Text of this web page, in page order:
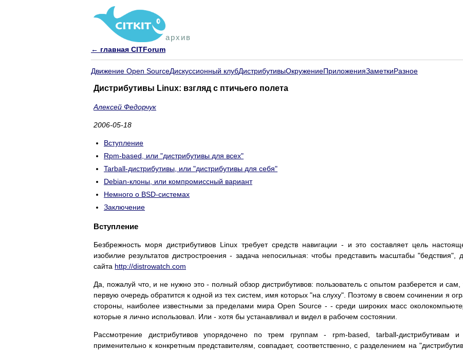
архив
← главная CITForum
Движение Open SourceДискуссионный клубДистрибутивыОкружениеПриложенияЗаметкиРазное
Дистрибутивы Linux: взгляд с птичьего полета
Алексей Федорчук
2006-05-18
Вступление
Rpm-based, или "дистрибутивы для всех"
Tarball-дистрибутивы, или "дистрибутивы для себя"
Debian-клоны, или компромиссный вариант
Немного о BSD-системах
Заключение
Вступление
Безбрежность моря дистрибутивов Linux требует средств навигации - и это составляет цель
изобилие результатов дистростроения - задача непосильная: чтобы представить масштабы "бедствия",
сайта http://distrowatch.com
Да, пожалуй что, и не нужно это - полный обзор дистрибутивов: пользователь с опытом разберется и
первую очередь обратится к одной из тех систем, имя которых "на слуху". Поэтому в своем сочинении я
стороны, наиболее известными за пределами мира Open Source - - среди широких масс
которые я лично использовал. Или - хотя бы устанавливал и видел в рабочем состоянии.
Рассмотрение дистрибутивов упорядочено по трем группам - rpm-based, tarball-дистрибутивам
применительно к конкретным представителям, совпадает, соответственно, с разделением на